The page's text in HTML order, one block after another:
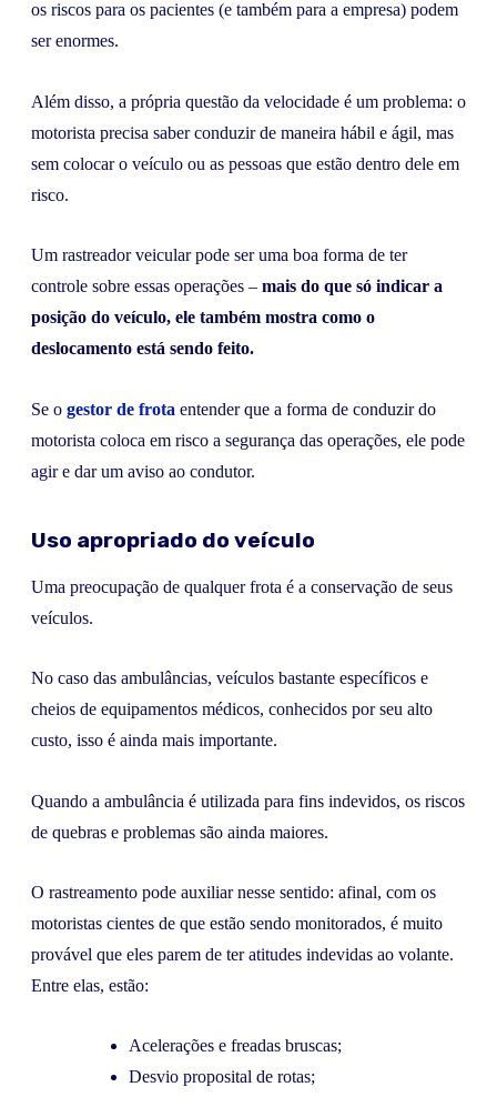
os riscos para os pacientes (e também para a empresa) podem
ser enormes.
Além disso, a própria questão da velocidade é um problema: o
motorista precisa saber conduzir de maneira hábil e ágil, mas
sem colocar o veículo ou as pessoas que estão dentro dele em
risco.
Um rastreador veicular pode ser uma boa forma de ter
controle sobre essas operações – mais do que só indicar a
posição do veículo, ele também mostra como o
deslocamento está sendo feito.
Se o gestor de frota entender que a forma de conduzir do
motorista coloca em risco a segurança das operações, ele pode
agir e dar um aviso ao condutor.
Uso apropriado do veículo
Uma preocupação de qualquer frota é a conservação de seus
veículos.
No caso das ambulâncias, veículos bastante específicos e
cheios de equipamentos médicos, conhecidos por seu alto
custo, isso é ainda mais importante.
Quando a ambulância é utilizada para fins indevidos, os riscos
de quebras e problemas são ainda maiores.
O rastreamento pode auxiliar nesse sentido: afinal, com os
motoristas cientes de que estão sendo monitorados, é muito
provável que eles parem de ter atitudes indevidas ao volante.
Entre elas, estão:
Acelerações e freadas bruscas;
Desvio proposital de rotas;